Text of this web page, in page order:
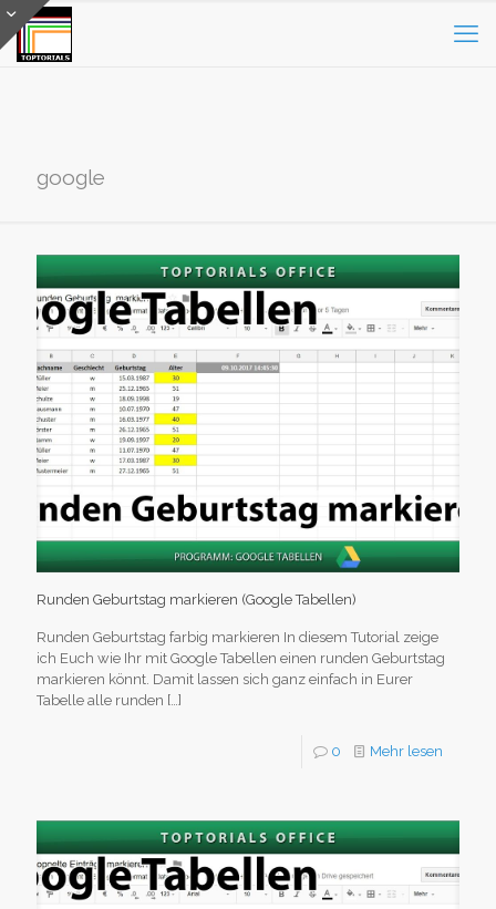
google
Runden Geburtstag markieren (Google Tabellen)
Runden Geburtstag farbig markieren In diesem Tutorial zeige
ich Euch wie Ihr mit Google Tabellen einen runden Geburtstag
markieren könnt. Damit lassen sich ganz einfach in Eurer
Tabelle alle runden […]
0 Mehr lesen